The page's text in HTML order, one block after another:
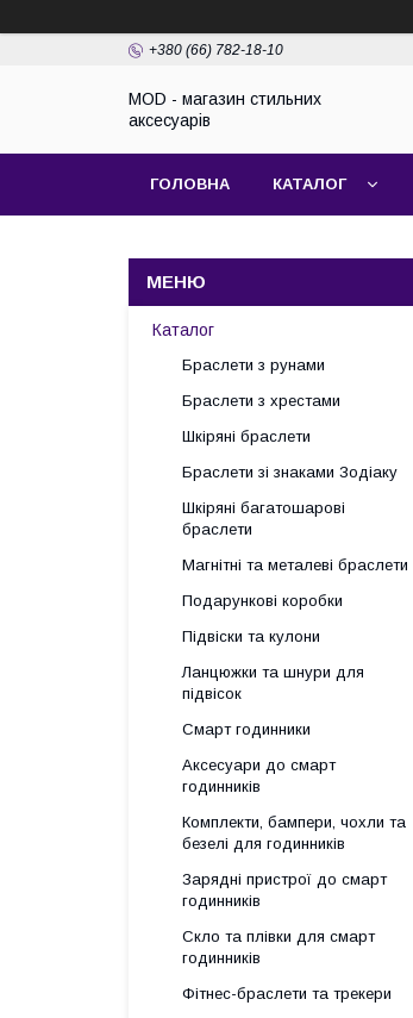
+380 (66) 782-18-10
MOD - магазин стильних
аксесуарів
ГОЛОВНА КАТАЛОГ
Каталог
Браслети з рунами
Браслети з хрестами
Шкіряні браслети
Браслети зі знаками Зодіаку
Шкіряні багатошарові
браслети
Магнітні та металеві браслети
Подарункові коробки
Підвіски та кулони
Ланцюжки та шнури для
підвісок
Смарт годинники
Аксесуари до смарт
годинників
Комплекти, бампери, чохли та
безелі для годинників
Зарядні пристрої до смарт
годинників
Скло та плівки для смарт
годинників
Фітнес-браслети та трекери